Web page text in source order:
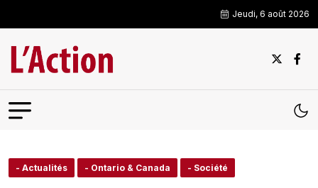
Jeudi, 6 août 2026
- Actualités - Ontario & Canada - Société